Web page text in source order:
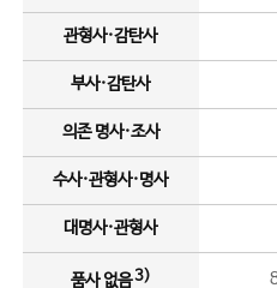
관형사·감탄사
부사·감탄사
의존 명사·조사
수사·관형사·명사
대명사·관형사
품사 없음3)